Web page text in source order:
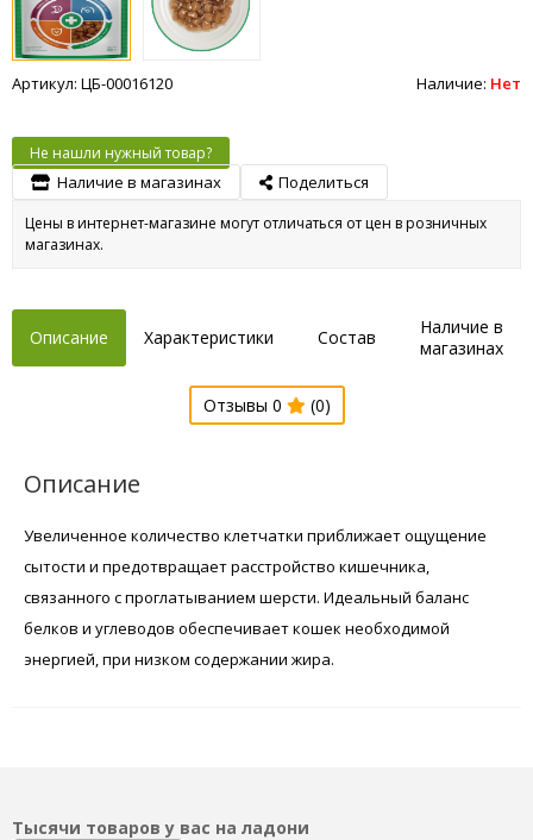
Артикул: ЦБ-00016120 Наличие: Нет
Не нашли нужный товар?
Наличие в магазинах Поделиться
Цены в интернет-магазине могут отличаться от цен в розничных
магазинах.
Описание Характеристики Состав
Наличие в
магазинах
Отзывы 0 (0)
Описание
Увеличенное количество клетчатки приближает ощущение
сытости и предотвращает расстройство кишечника,
связанного с проглатыванием шерсти. Идеальный баланс
белков и углеводов обеспечивает кошек необходимой
энергией, при низком содержании жира.
Тысячи товаров у вас на ладони